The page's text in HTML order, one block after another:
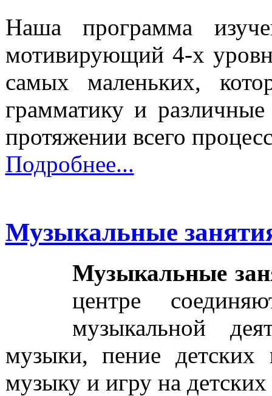
Наша программа
мотивирующий 4-х
самых маленьких,
грамматику и
протяжении всего
Подробнее...
Музыкальные
Музыкальные
центре
музыкальной
музыки, пение
музыку и игру на